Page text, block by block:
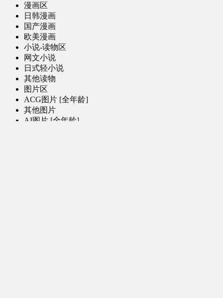
漫画区
日韩漫画
国产漫画
欧美漫画
小说-读物区
网文小说
日式轻小说
其他读物
图片区
ACG图片 [全年龄]
其他图片
AI图片 [全年龄]